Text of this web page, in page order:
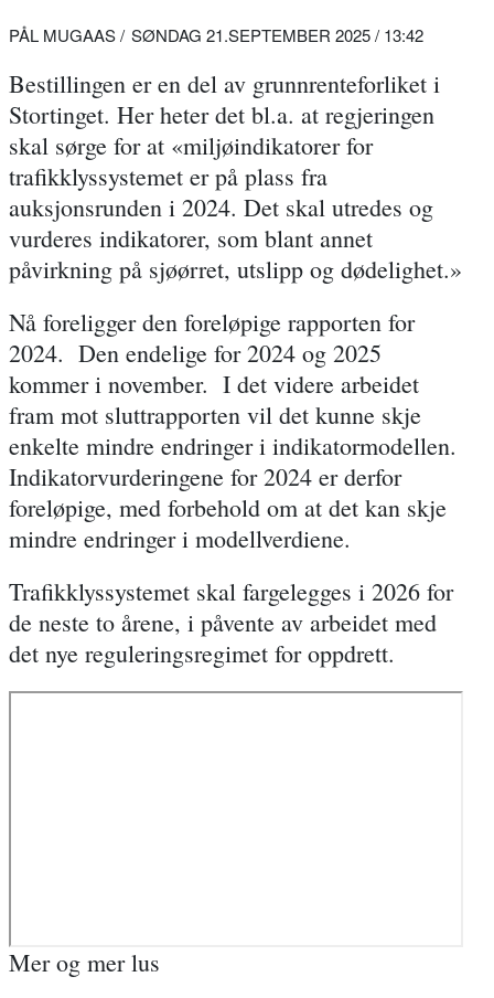
PÅL MUGAAS SØNDAG 21.SEPTEMBER 2025 / 13:42
Bestillingen er en del av grunnrenteforliket i
Stortinget. Her heter det bl.a. at regjeringen
skal sørge for at «miljøindikatorer for
trafikklyssystemet er på plass fra
auksjonsrunden i 2024. Det skal utredes og
vurderes indikatorer, som blant annet
påvirkning på sjøørret, utslipp og dødelighet.»
Nå foreligger den foreløpige rapporten for
2024. Den endelige for 2024 og 2025
kommer i november. I det videre arbeidet
fram mot sluttrapporten vil det kunne skje
enkelte mindre endringer i indikatormodellen.
Indikatorvurderingene for 2024 er derfor
foreløpige, med forbehold om at det kan skje
mindre endringer i modellverdiene.
Trafikklyssystemet skal fargelegges i 2026 for
de neste to årene, i påvente av arbeidet med
det nye reguleringsregimet for oppdrett.
Mer og mer lus